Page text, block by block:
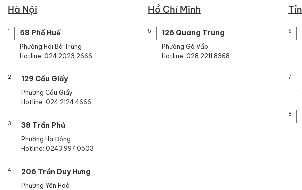
Hà Nội
1 58 Phố Huế
Phường Hai Bà Trưng
Hotline: 024.2023.2666
2 129 Cầu Giấy
Phường Cầu Giấy
Hotline: 024.2124.4666
3 38 Trần Phú
Phường Hà Đông
Hotline: 0243.997.0503
4 206 Trần Duy Hưng
Phường Yên Hoà
Hồ Chí Minh
5 126 Quang Trung
Phường Gò Vấp
Hotline: 028.2211.8368
6
7
8